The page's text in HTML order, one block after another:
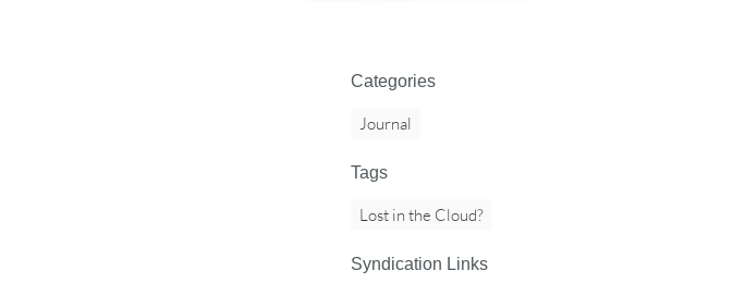
Categories
Journal
Tags
Lost in the Cloud?
Syndication Links